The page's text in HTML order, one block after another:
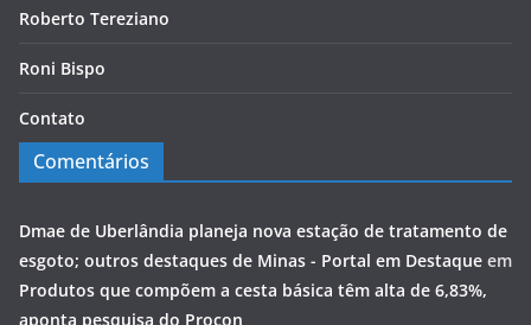
Roberto Tereziano
Roni Bispo
Contato
Comentários
Dmae de Uberlândia planeja nova estação de tratamento de
esgoto; outros destaques de Minas - Portal em Destaque em
Produtos que compõem a cesta básica têm alta de 6,83%,
aponta pesquisa do Procon